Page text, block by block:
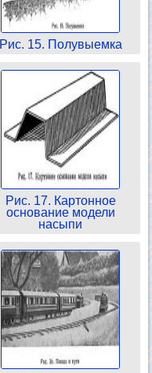
Рис. 15. Полувыемка
Рис. 17. Картонное
основание модели
насыпи